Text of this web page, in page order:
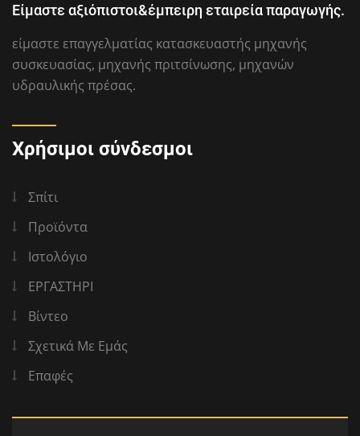
Είμαστε αξιόπιστοι&έμπειρη εταιρεία παραγωγής.
είμαστε επαγγελματίας κατασκευαστής μηχανής
συσκευασίας, μηχανής πριτσίνωσης, μηχανών
υδραυλικής πρέσας.
Χρήσιμοι σύνδεσμοι
Σπίτι
Προϊόντα
Ιστολόγιο
ΕΡΓΑΣΤΗΡΙ
Βίντεο
Σχετικά Με Εμάς
Επαφές